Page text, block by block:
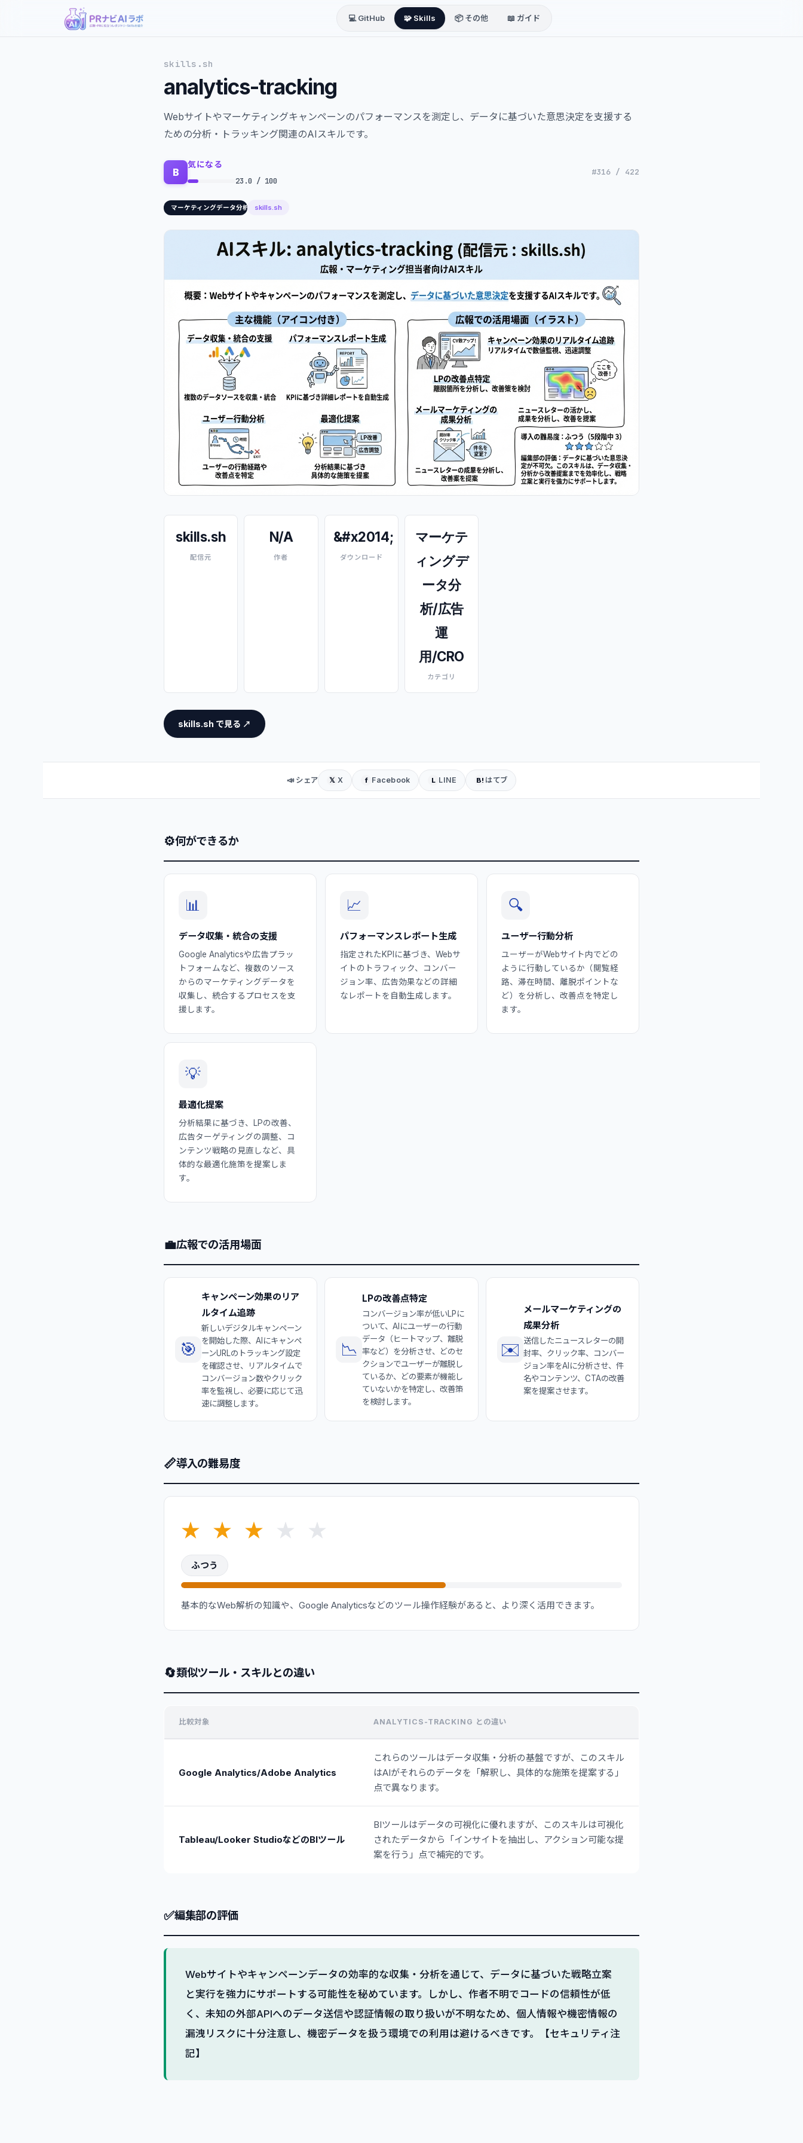
💻 GitHub 🧩 Skills 📦 その他 📖 ガイド
skills.sh
analytics-tracking
Webサイトやマーケティングキャンペーンのパフォーマンスを測定し、データに基づいた意思決定を支援する
ための分析・トラッキング関連のAIスキルです。
B
気になる
23.0 / 100
#316 / 422
マーケティングデータ分析/広告運用/CRO
skills.sh
skills.sh
配信元
N/A
作者
&#x2014;
ダウンロード
マーケテ
ィングデ
ータ分
析/広告
運
用/CRO
カテゴリ
skills.sh で見る ↗
📣 シェア 𝕏 X f Facebook L LINE B! はてブ
⚙何ができるか
📊
データ収集・統合の支援
Google Analyticsや広告プラッ
トフォームなど、複数のソース
からのマーケティングデータを
収集し、統合するプロセスを支
援します。
📈
パフォーマンスレポート生成
指定されたKPIに基づき、Webサ
イトのトラフィック、コンバー
ジョン率、広告効果などの詳細
なレポートを自動生成します。
🔍
ユーザー行動分析
ユーザーがWebサイト内でどの
ように行動しているか（閲覧経
路、滞在時間、離脱ポイントな
ど）を分析し、改善点を特定し
ます。
💡
最適化提案
分析結果に基づき、LPの改善、
広告ターゲティングの調整、コ
ンテンツ戦略の見直しなど、具
体的な最適化施策を提案しま
す。
💼広報での活用場面
🎯
キャンペーン効果のリア
ルタイム追跡
新しいデジタルキャンペーン
を開始した際、AIにキャンペ
ーンURLのトラッキング設定
を確認させ、リアルタイムで
コンバージョン数やクリック
率を監視し、必要に応じて迅
速に調整します。
📉
LPの改善点特定
コンバージョン率が低いLPに
ついて、AIにユーザーの行動
データ（ヒートマップ、離脱
率など）を分析させ、どのセ
クションでユーザーが離脱し
ているか、どの要素が機能し
ていないかを特定し、改善策
を検討します。
✉️
メールマーケティングの
成果分析
送信したニュースレターの開
封率、クリック率、コンバー
ジョン率をAIに分析させ、件
名やコンテンツ、CTAの改善
案を提案させます。
📏導入の難易度
★ ★ ★ ★ ★
ふつう
基本的なWeb解析の知識や、Google Analyticsなどのツール操作経験があると、より深く活用できます。
🔄類似ツール・スキルとの違い
比較対象 ANALYTICS-TRACKING との違い
Google Analytics/Adobe Analytics
これらのツールはデータ収集・分析の基盤ですが、このスキル
はAIがそれらのデータを「解釈し、具体的な施策を提案する」
点で異なります。
Tableau/Looker StudioなどのBIツール
BIツールはデータの可視化に優れますが、このスキルは可視化
されたデータから「インサイトを抽出し、アクション可能な提
案を行う」点で補完的です。
✅編集部の評価
Webサイトやキャンペーンデータの効率的な収集・分析を通じて、データに基づいた戦略立案
と実行を強力にサポートする可能性を秘めています。しかし、作者不明でコードの信頼性が低
く、未知の外部APIへのデータ送信や認証情報の取り扱いが不明なため、個人情報や機密情報の
漏洩リスクに十分注意し、機密データを扱う環境での利用は避けるべきです。【セキュリティ注
記】